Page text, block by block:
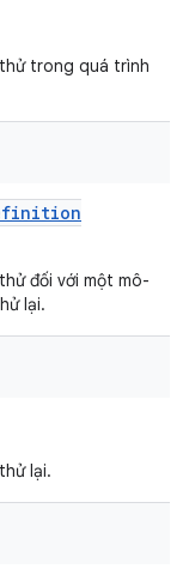
trong quá trình
đối với một mô-
lại.
lại.